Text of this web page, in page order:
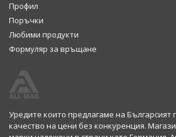
Профил
Поръчки
Любими продукти
Формуляр за връщане
Уредите които предлагаме на Българсият
качество на цени без конкуренция.